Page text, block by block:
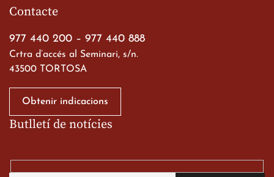
a les ciutats imperials
alumnes al Tortosa
Contacte
977 440 200 – 977 440 888
Crtra d’accés al Seminari, s/n.
43500 TORTOSA
Obtenir indicacions
Butlletí de notícies